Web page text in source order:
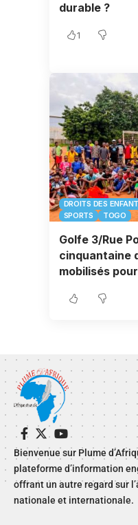
durable ?
1
DROITS DES
SPORTS
TOGO
Golfe 3/Rue
cinquantaine
mobilisés
Bienvenue sur Plume
plateforme d’information
offrant un autre regard sur
nationale et internationale.